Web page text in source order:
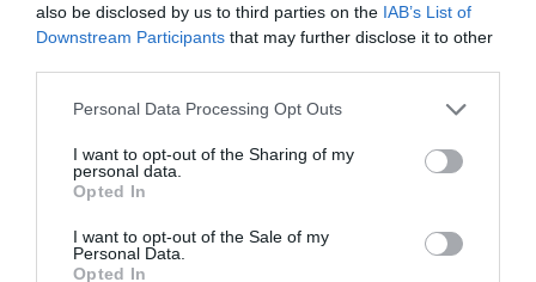
also be disclosed by us to third parties on the IAB’s List of
Downstream Participants that may further disclose it to other
Please note that this website/app uses one or more Google
not limited to your visit or usage behaviour. You may click to
grant or deny consent to Google and its third-party tags to
use your data for below specified purposes in below Google
consent section.
Personal Data Processing Opt Outs
I want to opt-out of the Sharing of my
personal data.
Opted In
I want to opt-out of the Sale of my
Personal Data.
Opted In
07.08.2026 | 20:02
Ο Γιάννης Αλαφούζος «τέλειωσε» τον
Κωνσταντίνο Ζούλα από τον ΣΚΑΪ – Ο λόγος της